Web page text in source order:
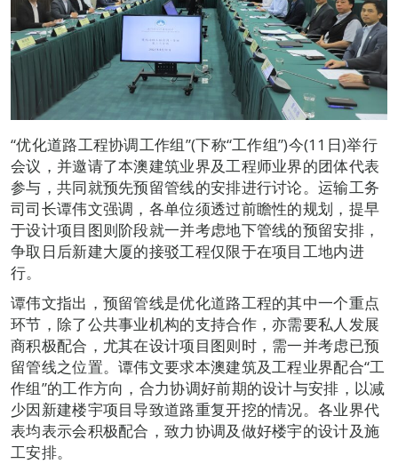
“优化道路工程协调工作组”(下称“工作组”)今(11日)举行
会议，并邀请了本澳建筑业界及工程师业界的团体代表
参与，共同就预先预留管线的安排进行讨论。运输工务
司司长谭伟文强调，各单位须透过前瞻性的规划，提早
于设计项目图则阶段就一并考虑地下管线的预留安排，
争取日后新建大厦的接驳工程仅限于在项目工地内进
行。
谭伟文指出，预留管线是优化道路工程的其中一个重点
环节，除了公共事业机构的支持合作，亦需要私人发展
商积极配合，尤其在设计项目图则时，需一并考虑已预
留管线之位置。谭伟文要求本澳建筑及工程业界配合“工
作组”的工作方向，合力协调好前期的设计与安排，以减
少因新建楼宇项目导致道路重复开挖的情况。各业界代
表均表示会积极配合，致力协调及做好楼宇的设计及施
工安排。